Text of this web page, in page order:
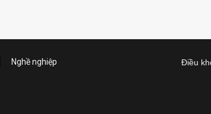
Nghề nghiệp
Điều